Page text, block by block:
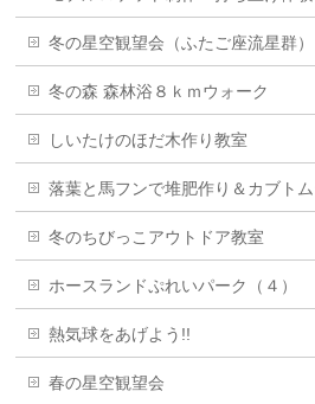
冬の星空観望会（ふたご座流星群）
冬の森 森林浴８ｋｍウォーク
しいたけのほだ木作り教室
落葉と馬フンで堆肥作り＆カブト
冬のちびっこアウトドア教室
ホースランドぷれいパーク（４）
熱気球をあげよう!!
春の星空観望会